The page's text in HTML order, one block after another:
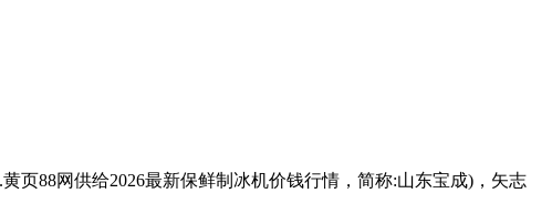
88网供给2026最新保鲜制冰机价钱行情，简称:山东宝成)，矢志